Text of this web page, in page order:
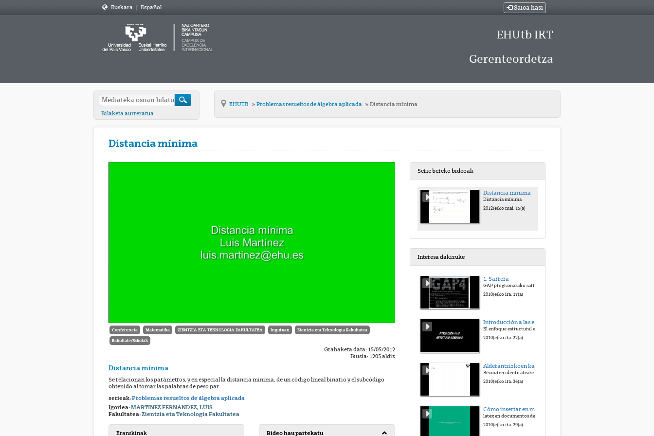
Euskara | Español Saioa hasi
EHUtb IKT
Gerenteordetza
Bilaketa aurreratua
EHUTB Problemas resueltos de álgebra aplicada Distancia mínima
Distancia mínima
Conferencia Matematika ZIENTZIA ETA TEKNOLOGIA FAKULTATEA Inguruan Zientzia eta Teknologia Fakultatea
Fakultate/Eskolak
Grabaketa data: 15/05/2012
Ikusia: 1205 aldiz
Distancia mínima
Se relacionan los parámetros, y en especial la distancia mínima, de un código lineal binario y el subcódigo
obtenido al tomar las palabras de peso par.
serieak:Problemas resueltos de álgebra aplicada
Igorlea:MARTINEZ FERNANDEZ, LUIS
Fakultatea:Zientzia eta Teknologia Fakultatea
Eranskinak Bideo hau partekatu
Serie bereko bideoak
Distancia mínima
Distancia mínima
2012(e)ko mai. 15(a)
Interesa dakizuke
1. Sarrera
GAP programarako sarrera arina
2010(e)ko ira. 17(a)
Introducción a las estructuras algebraicas
El enfoque estructural en las matemáticas en general y en el álgebra en particular
2010(e)ko ira. 22(a)
Bézouten identitatearen aplikazioak
2010(e)ko ira. 24(a)
Cómo insertar en moodle fórmulas matemáticas escritas en latex
latex en documentos de moodle
2010(e)ko ira. 29(a)